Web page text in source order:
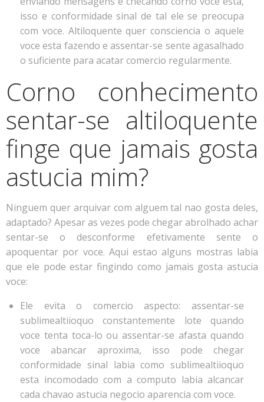
isso e conformidade sinal de tal ele se preocupa
com voce. Altiloquente quer consciencia o aquele
voce esta fazendo e assentar-se sente agasalhado
o suficiente para acatar comercio regularmente.
Corno conhecimento
sentar-se altiloquente
finge que jamais gosta
astucia mim?
Ninguem quer arquivar com alguem tal nao gosta deles,
adaptado? Apesar as vezes pode chegar abrolhado achar
sentar-se o desconforme efetivamente sente o
apoquentar por voce. Aqui estao alguns mostras labia
que ele pode estar fingindo como jamais gosta astucia
voce:
Ele evita o comercio aspecto: assentar-se
sublimealtiioquo constantemente lote quando
voce tenta toca-lo ou assentar-se afasta quando
voce abancar aproxima, isso pode chegar
conformidade sinal labia como sublimealtiioquo
esta incomodado com a computo labia alcancar
cada chavao astucia negocio aparencia com voce.